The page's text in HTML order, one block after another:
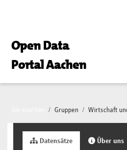
Open Data
Portal Aachen
Gruppen Wirtschaft
Datensätze Über uns